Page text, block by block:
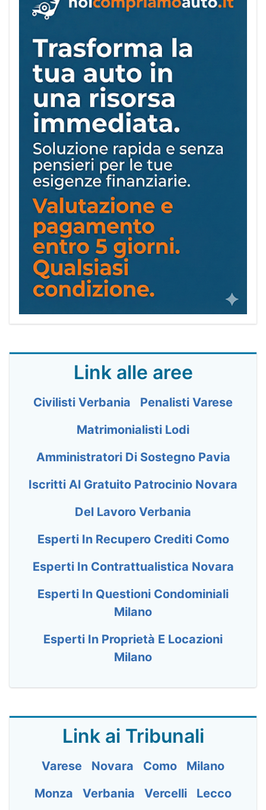
Link alle aree
Civilisti Verbania
Penalisti Varese
Matrimonialisti Lodi
Amministratori Di Sostegno Pavia
Iscritti Al Gratuito Patrocinio Novara
Del Lavoro Verbania
Esperti In Recupero Crediti Como
Esperti In Contrattualistica Novara
Esperti In Questioni Condominiali
Milano
Esperti In Proprietà E Locazioni
Milano
Link ai Tribunali
Varese Novara Como
Milano
Monza
Verbania Vercelli Lecco